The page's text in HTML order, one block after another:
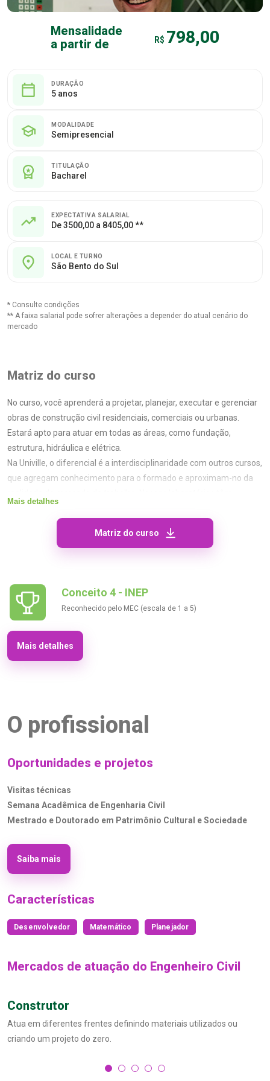
Mensalidade
a partir de
R$ 798,00
DURAÇÃO
5 anos
MODALIDADE
Semipresencial
TITULAÇÃO
Bacharel
EXPECTATIVA SALARIAL
De 3500,00 a 8405,00 **
LOCAL E TURNO
São Bento do Sul
* Consulte condições
** A faixa salarial pode sofrer alterações a depender do atual cenário do
mercado
Matriz do curso
No curso, você aprenderá a projetar, planejar, executar e gerenciar
obras de construção civil residenciais, comerciais ou urbanas.
Estará apto para atuar em todas as áreas, como fundação,
estrutura, hidráulica e elétrica.
Na Univille, o diferencial é a interdisciplinaridade com outros cursos,
que agregam conhecimento para o formado e aproximam-no da
obras institucionais.
Mais detalhes
Matriz do curso
Conceito 4 - INEP
Reconhecido pelo MEC (escala de 1 a 5)
Mais detalhes
O profissional
Oportunidades e projetos
Visitas técnicas
Semana Acadêmica de Engenharia Civil
Mestrado e Doutorado em Patrimônio Cultural e Sociedade
Saiba mais
Características
Desenvolvedor Matemático Planejador
Mercados de atuação do Engenheiro Civil
Construtor
Atua em diferentes frentes definindo materiais utilizados ou
criando um projeto do zero.